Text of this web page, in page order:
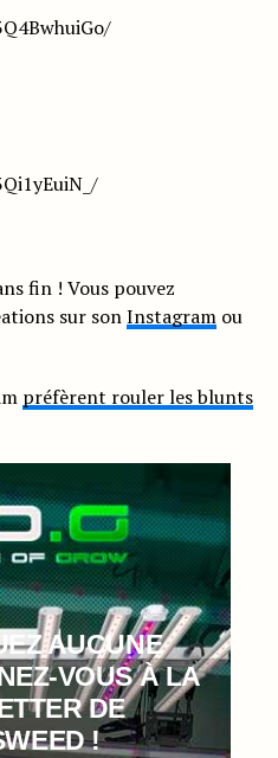
fin ! Vous pouvez
sur sonInstagramou
préfèrent rouler les blunts
AUCUNE
VOUS À LA
DE
!